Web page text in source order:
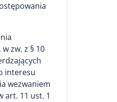
zw. z § 10
interesu
wezwaniem
art. 11 ust. 1